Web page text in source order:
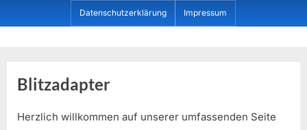
to
Datenschutzerklärung Impressum
Blitzadapter
Herzlich willkommen auf unserer umfassenden Seite